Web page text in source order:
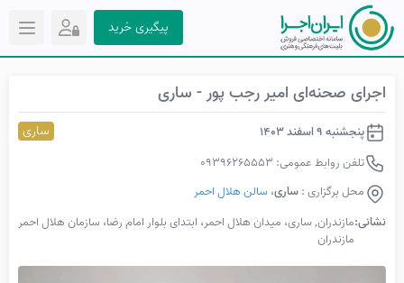
پیگیری خرید
اجرای صحنه‌ای امیر رجب پور - ساری
ساری
پنجشنبه 9 اسفند 1403
تلفن روابط عمومی: 09396265553
محل برگزاری :ساری،سالن هلال احمر
نشانی:مازندران, ساری، میدان هلال احمر، ابتدای بلوار امام رضا، سازمان هلال احمر
مازندران